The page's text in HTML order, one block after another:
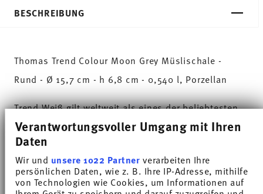
Verantwortungsvoller Umgang mit Ihren
Daten
Wir und unsere 1022 Partnerverarbeiten Ihre
persönlichen Daten, wie z. B. Ihre IP-Adresse, mithilfe
von Technologien wie Cookies, um Informationen auf
BESCHREIBUNG
Thomas Trend Colour Moon Grey Müslischale -
Rund - Ø 15,7 cm - h 6,8 cm - 0,540 l, Porzellan
Trend Weiß gilt weltweit als eines der beliebtesten
Service für den alltäglichen Gebrauch. Mit Trend
Colour setzt Thomas farbige Akzente, inspiriert von
der Natur des Nordens.